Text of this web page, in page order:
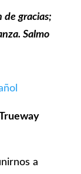
de gracias;
Salmo
a